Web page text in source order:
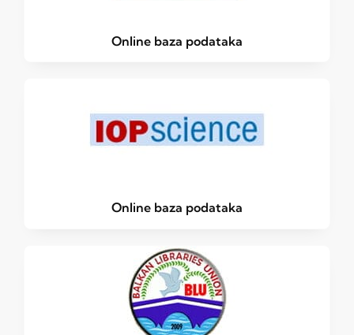
Online baza podataka
Online baza podataka